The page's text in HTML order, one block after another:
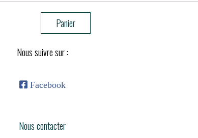
Panier
Nous suivre sur :
 Facebook
Nous contacter